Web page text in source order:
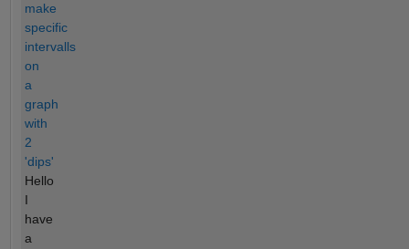
make
specific
intervalls
on
a
graph
with
2
'dips'
Hello
I
have
a